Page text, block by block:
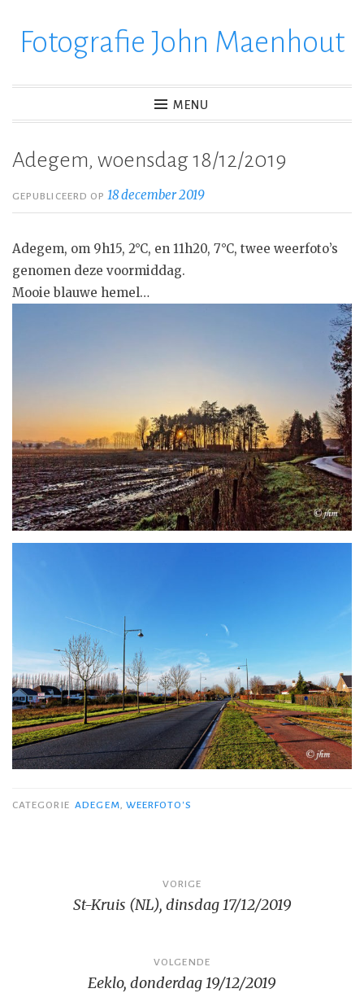
verderFotografie John Maenhout
MENU
Adegem, woensdag 18/12/2019
GEPUBLICEERD OP18 december 2019
Adegem, om 9h15, 2°C, en 11h20, 7°C, twee weerfoto’s
genomen deze voormiddag.
Mooie blauwe hemel…
CATEGORIE ADEGEM, WEERFOTO'S
navigatie
VORIGE
St-Kruis (NL), dinsdag 17/12/2019
VOLGENDE
Eeklo, donderdag 19/12/2019